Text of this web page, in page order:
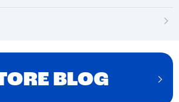
BLOG